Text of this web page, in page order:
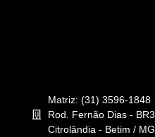
Matriz: (31) 3596-1848
Rod. Fernão Dias -
Citrolândia - Betim /